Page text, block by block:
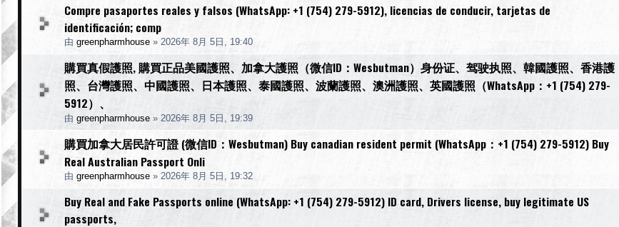
Compre pasaportes reales y falsos (WhatsApp: +1 (754) 279-5912), licencias de conducir, tarjetas de
identificación; comp
由 greenpharmhouse » 2026年 8月 5日, 19:40
購買真假護照, 購買正品美國護照、加拿大護照（微信ID：Wesbutman）身份证、驾驶执照、韓國護照、香港護
照、台灣護照、中國護照、日本護照、泰國護照、波蘭護照、澳洲護照、英國護照（WhatsApp：+1 (754) 279-
5912）、
由 greenpharmhouse » 2026年 8月 5日, 19:39
購買加拿大居民許可證 (微信ID：Wesbutman) Buy canadian resident permit (WhatsApp：+1 (754) 279-5912) Buy
Real Australian Passport Onli
由 greenpharmhouse » 2026年 8月 5日, 19:32
Buy Real and Fake Passports online (WhatsApp: +1 (754) 279-5912) ID card, Drivers license, buy legitimate US
passports,